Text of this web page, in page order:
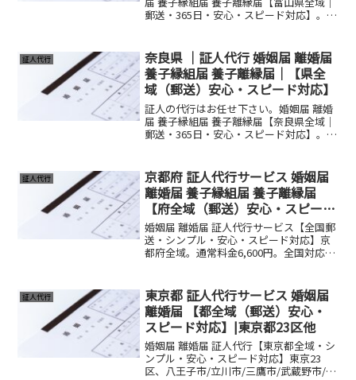
郵送・365日・安心・スピード対応】。富
届・養子離縁届もご相談ください。
証人代行
奈良県 ｜証人代行 婚姻届 離婚届
養子縁組届 養子離縁届｜【県全
域（郵送）安心・スピード対応】
証人の代行はお任せ下さい。婚姻届 離婚
届 養子縁組届 養子離縁届【奈良県全域｜
郵送・365日・安心・スピード対応】。奈
養子離縁届もご相談ください。
証人代行
京都府 証人代行サービス 婚姻届
離婚届 養子縁組届 養子離縁届
【府全域（郵送）安心・スピード
対応】京都市/亀岡市/宇治市/福知
山市等
婚姻届 離婚届 証人代行サービス【全国郵
送・シンプル・安心・スピード対応】京
都府全域。通常料金6,600円。全国対応し
証人欄への署名を致します。
証人代行
東京都 証人代行サービス 婚姻届
離婚届 【都全域（郵送）安心・
スピード対応】|東京都23区他
婚姻届 離婚届 証人代行【東京都全域・シ
ンプル・安心・スピード対応】東京23
区、八王子市/立川市/三鷹市/武蔵野市/調